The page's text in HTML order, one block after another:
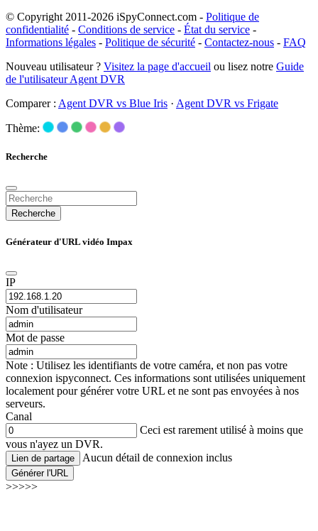
© Copyright 2011-2026 iSpyConnect.com - Politique de
confidentialité - Conditions de service - État du service -
Informations légales - Politique de sécurité - Contactez-nous - FAQ
Nouveau utilisateur ? Visitez la page d'accueil ou lisez notre Guide
de l'utilisateur Agent DVR
Comparer : Agent DVR vs Blue Iris · Agent DVR vs Frigate
Thème:
Recherche
Recherche
Générateur d'URL vidéo Impax
IP
Nom d'utilisateur
Mot de passe
Note : Utilisez les identifiants de votre caméra, et non pas votre
connexion ispyconnect. Ces informations sont utilisées uniquement
localement pour générer votre URL et ne sont pas envoyées à nos
serveurs.
Canal
Ceci est rarement utilisé à moins que
vous n'ayez un DVR.
Lien de partage Aucun détail de connexion inclus
Générer l'URL
>>>>>